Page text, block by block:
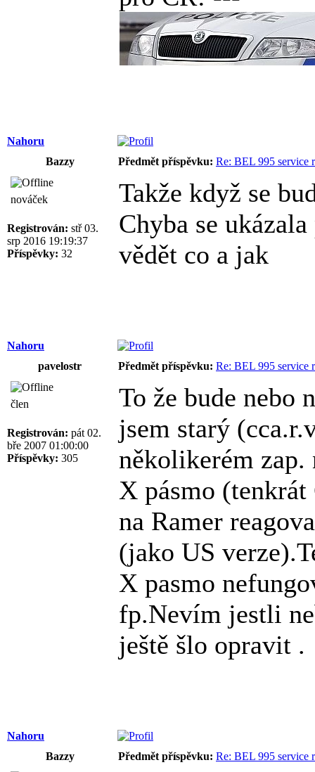
Nahoru
Bazzy
Předmět příspěvku: Re: BEL 995 service
nováček
Registrován: stř 03.
srp 2016 19:19:37
Příspěvky: 32
Takže když se
Chyba se
vědět co a jak
Nahoru
pavelostr
Předmět příspěvku: Re: BEL 995 service
člen
Registrován: pát 02.
bře 2007 01:00:00
Příspěvky: 305
To že bude nebo
jsem starý
několikerém zap.
X pásmo
na Ramer
(jako US
X pasmo
fp.Nevím jestli
ještě šlo opravit .
Nahoru
Bazzy
Předmět příspěvku: Re: BEL 995 service